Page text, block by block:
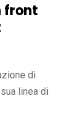
front
di
linea di